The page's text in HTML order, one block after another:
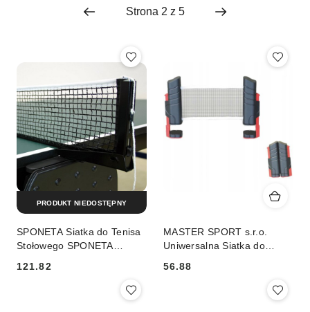
SPONETA Siatka do Tenisa
Stołowego SPONETA
121.82
PRODUKT NIEDOSTĘPNY
MASTER SPORT s.r.o.
Uniwersalna Siatka do
(automatyczna)
56.88